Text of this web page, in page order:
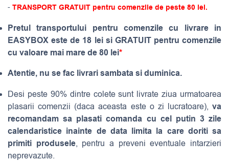
- TRANSPORT GRATUIT pentru comenzile de peste 80 lei.
Pretul transportului pentru comenzile cu livrare in
EASYBOX este de 18 lei si GRATUIT pentru comenzile
cu valoare mai mare de 80 lei*
Atentie, nu se fac livrari sambata si duminica.
Desi peste 90% dintre colete sunt livrate ziua urmatoarea
plasarii comenzii (daca aceasta este o zi lucratoare), va
recomandam sa plasati comanda cu cel putin 3 zile
calendaristice inainte de data limita la care doriti sa
primiti produsele, pentru a preveni eventuale intarzieri
neprevazute.